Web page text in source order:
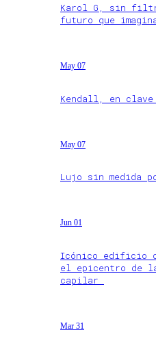
Karol G, sin
futuro que
May 07
Kendall, en clave
May 07
Lujo sin medida
Jun 01
Icónico edificio
el epicentro de
capilar
Mar 31